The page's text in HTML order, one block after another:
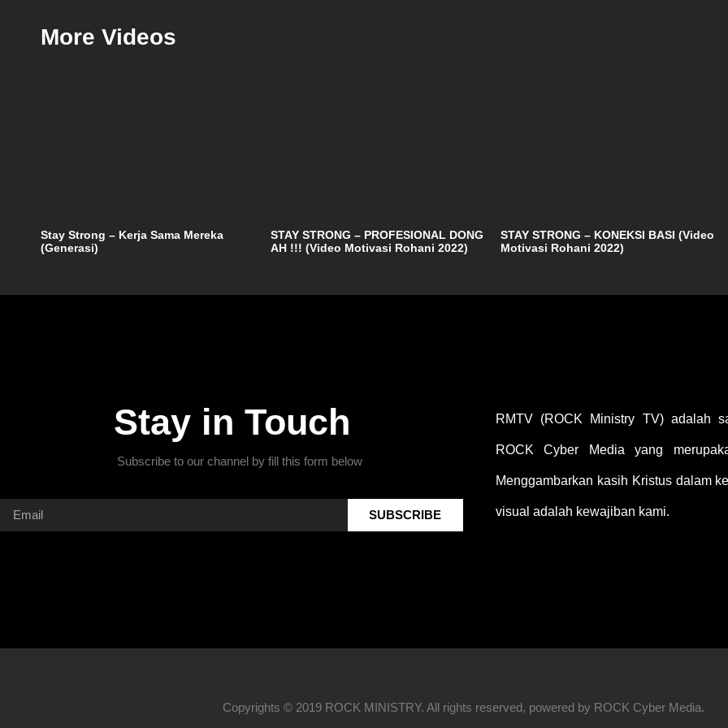
More Videos
Stay Strong – Kerja Sama Mereka
(Generasi)
STAY STRONG – PROFESIONAL DONG
AH !!! (Video Motivasi Rohani 2022)
STAY STRONG – KONEKSI BASI (Video
Motivasi Rohani 2022)
Stay in Touch
Subscribe to our channel by fill this form below
SUBSCRIBE
RMTV (ROCK Ministry TV) adalah
ROCK Cyber Media yang
Menggambarkan kasih Kristus dalam
visual adalah kewajiban kami.
Copyrights © 2019 ROCK MINISTRY. All rights reserved, powered by ROCK Cyber Media.